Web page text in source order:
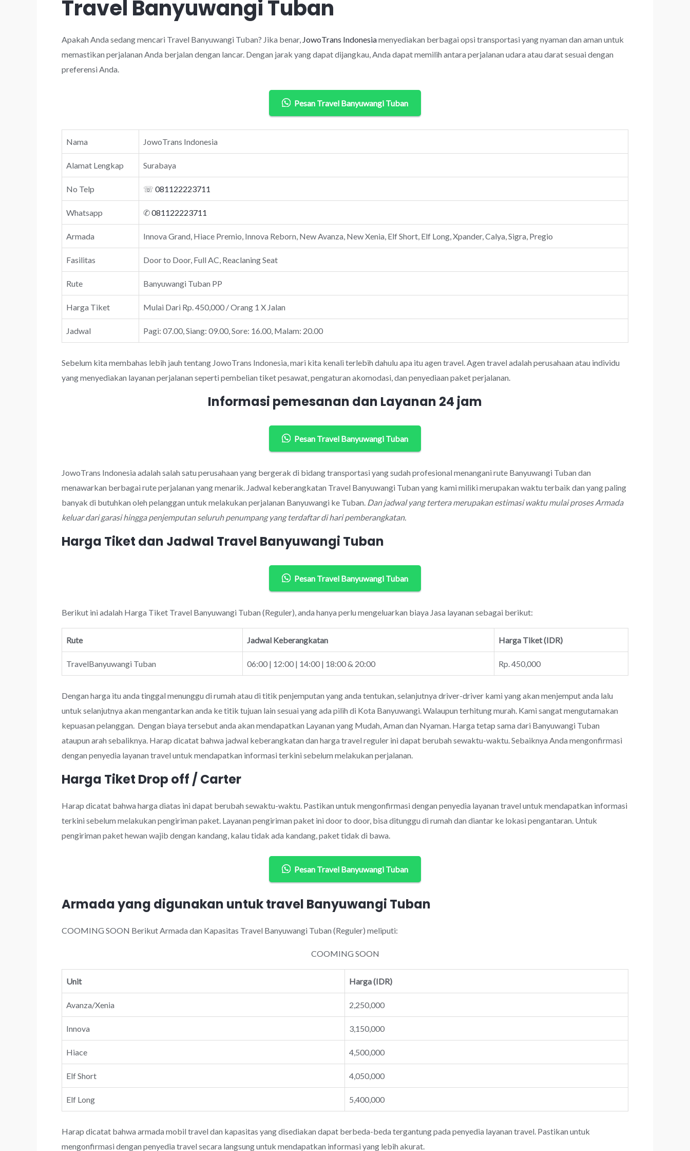
Travel Banyuwangi Tuban
Apakah Anda sedang mencari Travel Banyuwangi Tuban? Jika benar, JowoTrans Indonesiamenyediakan berbagai opsi transportasi yang nyaman dan aman untuk
memastikan perjalanan Anda berjalan dengan lancar. Dengan jarak yang dapat dijangkau, Anda dapat memilih antara perjalanan udara atau darat sesuai dengan
preferensi Anda.
Pesan Travel Banyuwangi Tuban
Nama JowoTrans Indonesia
Alamat Lengkap Surabaya
No Telp ☏ 081122223711
Whatsapp ✆081122223711
Armada Innova Grand, Hiace Premio, Innova Reborn, New Avanza, New Xenia, Elf Short, Elf Long, Xpander, Calya, Sigra, Pregio
Fasilitas Door to Door, Full AC, Reaclaning Seat
Rute Banyuwangi Tuban PP
Harga Tiket Mulai Dari Rp. 450,000 / Orang 1 X Jalan
Jadwal Pagi: 07.00, Siang: 09.00, Sore: 16.00, Malam: 20.00
Sebelum kita membahas lebih jauh tentang JowoTrans Indonesia, mari kita kenali terlebih dahulu apa itu agen travel. Agen travel adalah perusahaan atau individu
yang menyediakan layanan perjalanan seperti pembelian tiket pesawat, pengaturan akomodasi, dan penyediaan paket perjalanan.
Informasi pemesanan dan Layanan 24 jam
Pesan Travel Banyuwangi Tuban
JowoTrans Indonesia adalah salah satu perusahaan yang bergerak di bidang transportasi yang sudah profesional menangani rute Banyuwangi Tuban dan
menawarkan berbagai rute perjalanan yang menarik. Jadwal keberangkatan Travel Banyuwangi Tuban yang kami miliki merupakan waktu terbaik dan yang paling
banyak di butuhkan oleh pelanggan untuk melakukan perjalanan Banyuwangi ke Tuban. Dan jadwal yang tertera merupakan estimasi waktu mulai proses Armada
keluar dari garasi hingga penjemputan seluruh penumpang yang terdaftar di hari pemberangkatan.
Harga Tiket dan Jadwal Travel Banyuwangi Tuban
Pesan Travel Banyuwangi Tuban
Berikut ini adalah Harga Tiket Travel Banyuwangi Tuban (Reguler), anda hanya perlu mengeluarkan biaya Jasa layanan sebagai berikut:
Rute Jadwal Keberangkatan Harga Tiket (IDR)
TravelBanyuwangi Tuban 06:00 | 12:00 | 14:00 | 18:00 & 20:00 Rp. 450,000
Dengan harga itu anda tinggal menunggu di rumah atau di titik penjemputan yang anda tentukan, selanjutnya driver-driver kami yang akan menjemput anda lalu
untuk selanjutnya akan mengantarkan anda ke titik tujuan lain sesuai yang ada pilih di Kota Banyuwangi. Walaupun terhitung murah. Kami sangat mengutamakan
kepuasan pelanggan. Dengan biaya tersebut anda akan mendapatkan Layanan yang Mudah, Aman dan Nyaman. Harga tetap sama dari Banyuwangi Tuban
ataupun arah sebaliknya. Harap dicatat bahwa jadwal keberangkatan dan harga travel reguler ini dapat berubah sewaktu-waktu. Sebaiknya Anda mengonfirmasi
dengan penyedia layanan travel untuk mendapatkan informasi terkini sebelum melakukan perjalanan.
Harga Tiket Drop off / Carter
Harap dicatat bahwa harga diatas ini dapat berubah sewaktu-waktu. Pastikan untuk mengonfirmasi dengan penyedia layanan travel untuk mendapatkan informasi
terkini sebelum melakukan pengiriman paket. Layanan pengiriman paket ini door to door, bisa ditunggu di rumah dan diantar ke lokasi pengantaran. Untuk
pengiriman paket hewan wajib dengan kandang, kalau tidak ada kandang, paket tidak di bawa.
Pesan Travel Banyuwangi Tuban
Armada yang digunakan untuk travel Banyuwangi Tuban
COOMING SOON Berikut Armada dan Kapasitas Travel Banyuwangi Tuban (Reguler) meliputi:
COOMING SOON
Unit Harga (IDR)
Avanza/Xenia 2,250,000
Innova 3,150,000
Hiace 4,500,000
Elf Short 4,050,000
Elf Long 5,400,000
Harap dicatat bahwa armada mobil travel dan kapasitas yang disediakan dapat berbeda-beda tergantung pada penyedia layanan travel. Pastikan untuk
mengonfirmasi dengan penyedia travel secara langsung untuk mendapatkan informasi yang lebih akurat.